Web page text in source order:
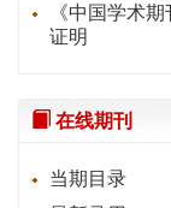
《中国学术
证明
在线期刊
当期目录